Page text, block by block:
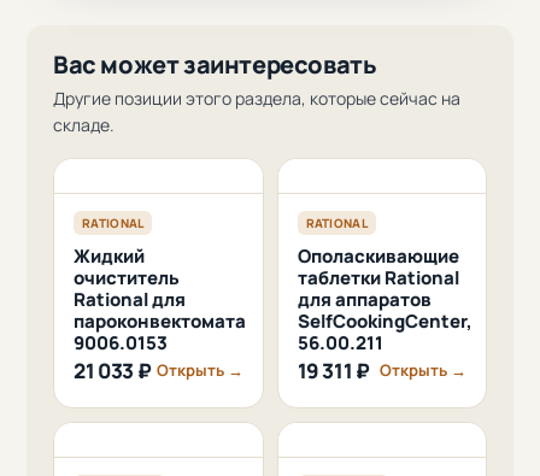
Вас может заинтересовать
Другие позиции этого раздела, которые сейчас на
складе.
RATIONAL
Жидкий
очиститель
Rational для
пароконвектомата
9006.0153
21 033 ₽ Открыть →
RATIONAL
Ополаскивающие
таблетки Rational
для аппаратов
SelfCookingCenter,
56.00.211
19 311 ₽ Открыть →